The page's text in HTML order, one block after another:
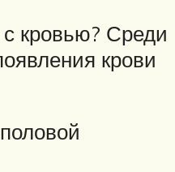
кровью? Среди
крови